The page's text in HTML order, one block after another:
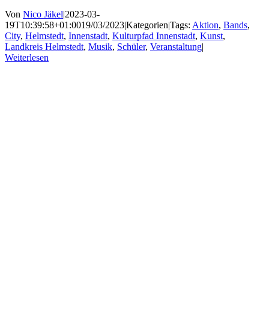
Von Nico Jäkel|2023-03-
19T10:39:58+01:0019/03/2023|Kategorien|Tags: Aktion, Bands,
City, Helmstedt, Innenstadt, Kulturpfad Innenstadt, Kunst,
Landkreis Helmstedt, Musik, Schüler, Veranstaltung|
Weiterlesen